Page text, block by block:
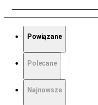
Powiązane
Polecane
Najnowsze